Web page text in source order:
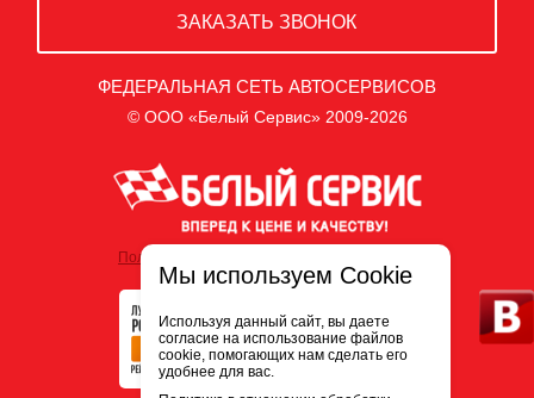
ЗАКАЗАТЬ ЗВОНОК
ФЕДЕРАЛЬНАЯ СЕТЬ АВТОСЕРВИСОВ
© ООО «Белый Сервис» 2009-2026
Политика обработки персональных данных
Мы используем Cookie
Используя данный сайт, вы даете
согласие на использование файлов
cookie, помогающих нам сделать его
удобнее для вас.